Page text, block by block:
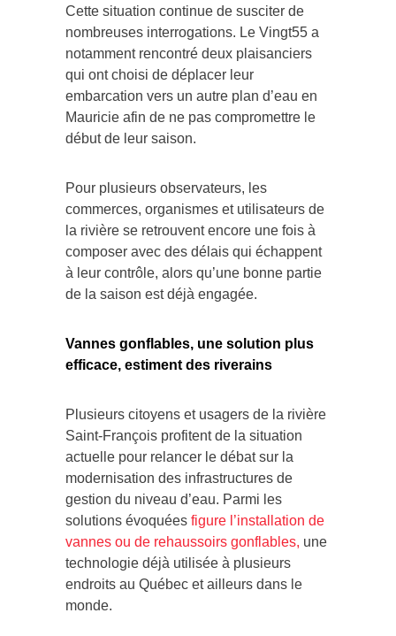
Cette situation continue de susciter de
nombreuses interrogations. Le Vingt55 a
notamment rencontré deux plaisanciers
qui ont choisi de déplacer leur
embarcation vers un autre plan d’eau en
Mauricie afin de ne pas compromettre le
début de leur saison.
Pour plusieurs observateurs, les
commerces, organismes et utilisateurs de
la rivière se retrouvent encore une fois à
composer avec des délais qui échappent
à leur contrôle, alors qu’une bonne partie
de la saison est déjà engagée.
Vannes gonflables, une solution plus
efficace, estiment des riverains
Plusieurs citoyens et usagers de la rivière
Saint-François profitent de la situation
actuelle pour relancer le débat sur la
modernisation des infrastructures de
gestion du niveau d’eau. Parmi les
solutions évoquées figure l’installation de
vannes ou de rehaussoirs gonflables, une
technologie déjà utilisée à plusieurs
endroits au Québec et ailleurs dans le
monde.